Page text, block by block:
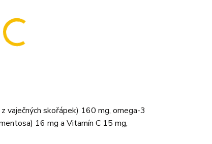
vaječných skořápek) 160 mg, omega-3
16 mg a Vitamín C 15 mg,